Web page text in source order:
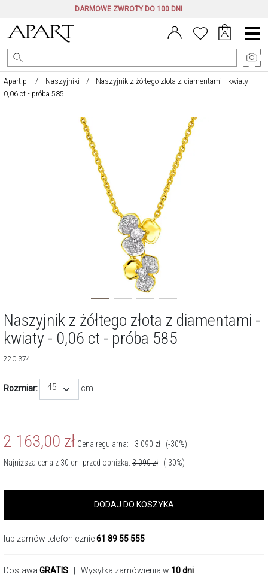
DARMOWE ZWROTY DO 100 DNI
Menu
główne
Apart.pl Naszyjniki
Naszyjnik z żółtego złota z diamentami - kwiaty -
0,06 ct - próba 585
Naszyjnik z żółtego złota z diamentami -
kwiaty - 0,06 ct - próba 585
220.374
Rozmiar: 45 cm
2 163,00 zł Cena regularna: 3 090zł
(-30%)
Najniższa cena z 30 dni przed obniżką: 3 090zł (-30%)
DODAJ DO KOSZYKA
lub zamów telefonicznie61 89 55 555
Dostawa GRATIS | Wysyłka zamówienia w 10 dni